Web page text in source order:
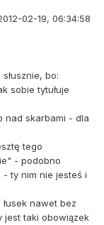
02-19, 06:34:58
bo:
sobie tytułuje
nad skarbami - dla
tego
- podobno
ty nim nie jesteś i
nawet bez
jest taki obowiązek